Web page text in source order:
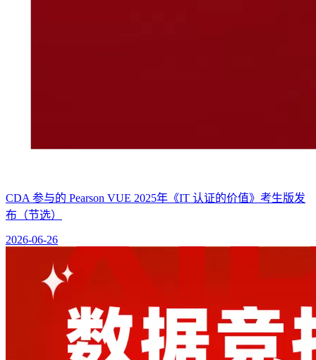
CDA 参与的 Pearson VUE 2025年《IT 认证的价值》考生版发
布（节选）
2026-06-26